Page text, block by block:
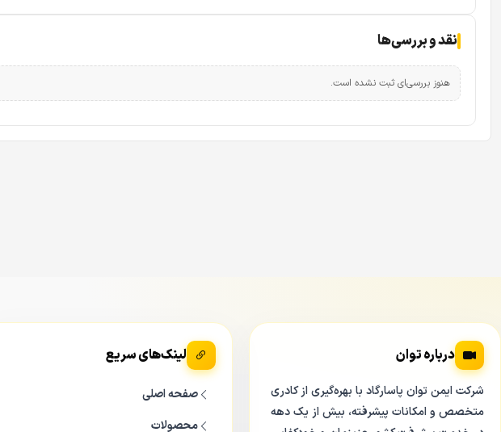
نقد و بررسی‌ها
هنوز بررسی‌ای ثبت نشده است.
درباره توان
شرکت ایمن توان پاسارگاد با بهره‌گیری از کادری
متخصص و امکانات پیشرفته، بیش از یک دهه
لینک‌های سریع
صفحه اصلی
محصولات